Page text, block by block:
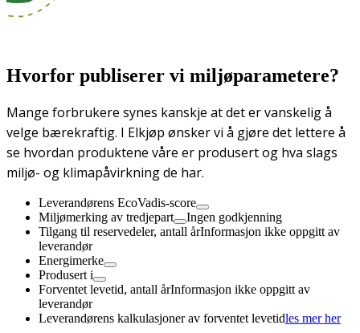
Hvorfor publiserer vi miljøparametere?
Mange forbrukere synes kanskje at det er vanskelig å
velge bærekraftig. I Elkjøp ønsker vi å gjøre det lettere å
se hvordan produktene våre er produsert og hva slags
miljø- og klimapåvirkning de har.
Leverandørens EcoVadis-score
Miljømerking av tredjepart
Ingen godkjenning
Tilgang til reservedeler, antall årInformasjon ikke oppgitt av
leverandør
Energimerke
Produsert i
Forventet levetid, antall årInformasjon ikke oppgitt av
leverandør
Leverandørens kalkulasjoner av forventet levetidles mer her